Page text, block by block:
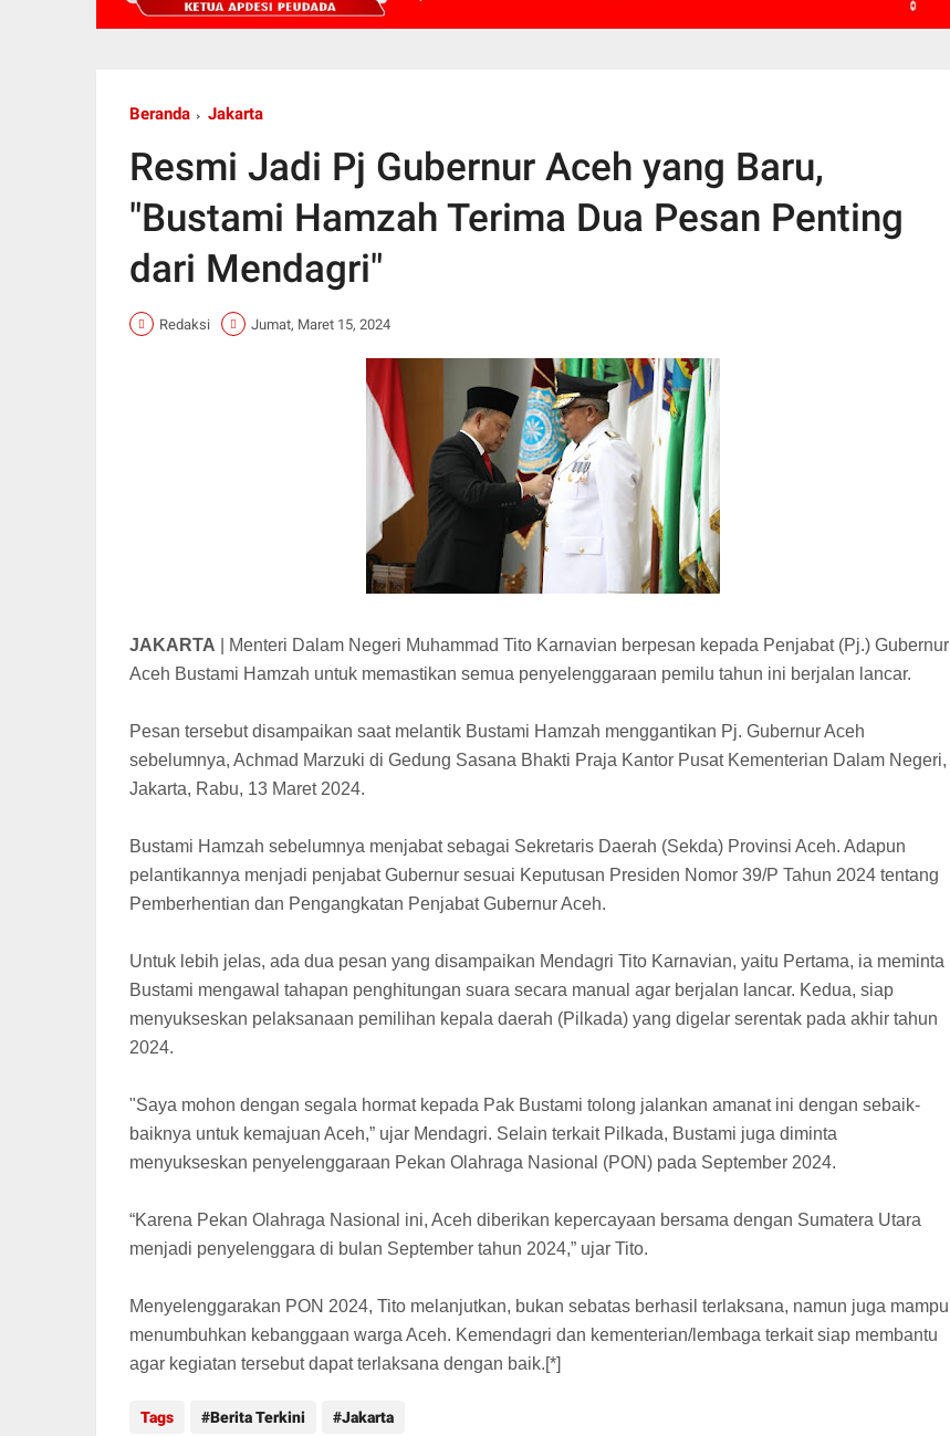
Beranda Jakarta
Resmi Jadi Pj Gubernur Aceh yang Baru,
"Bustami Hamzah Terima Dua Pesan Penting
dari Mendagri"
Redaksi Jumat, Maret 15, 2024
JAKARTA
Menteri Dalam Negeri Muhammad Tito Karnavian berpesan kepada Penjabat (Pj.) Gubernur
Aceh Bustami Hamzah untuk memastikan semua penyelenggaraan pemilu tahun ini berjalan lancar.
Pesan tersebut disampaikan saat melantik Bustami Hamzah menggantikan Pj. Gubernur Aceh
sebelumnya, Achmad Marzuki di Gedung Sasana Bhakti Praja Kantor Pusat Kementerian Dalam Negeri,
Jakarta, Rabu, 13 Maret 2024.
Bustami Hamzah sebelumnya menjabat sebagai Sekretaris Daerah (Sekda) Provinsi Aceh. Adapun
pelantikannya menjadi penjabat Gubernur sesuai Keputusan Presiden Nomor 39/P Tahun 2024 tentang
Pemberhentian dan Pengangkatan Penjabat Gubernur Aceh.
Untuk lebih jelas, ada dua pesan yang disampaikan Mendagri Tito Karnavian, yaitu Pertama, ia meminta
Bustami mengawal tahapan penghitungan suara secara manual agar berjalan lancar. Kedua, siap
menyukseskan pelaksanaan pemilihan kepala daerah (Pilkada) yang digelar serentak pada akhir tahun
2024.
"Saya mohon dengan segala hormat kepada Pak Bustami tolong jalankan amanat ini dengan sebaik-
baiknya untuk kemajuan Aceh,” ujar Mendagri. Selain terkait Pilkada, Bustami juga diminta
menyukseskan penyelenggaraan Pekan Olahraga Nasional (PON) pada September 2024.
“Karena Pekan Olahraga Nasional ini, Aceh diberikan kepercayaan bersama dengan Sumatera Utara
menjadi penyelenggara di bulan September tahun 2024,” ujar Tito.
Menyelenggarakan PON 2024, Tito melanjutkan, bukan sebatas berhasil terlaksana, namun juga mampu
menumbuhkan kebanggaan warga Aceh. Kemendagri dan kementerian/lembaga terkait siap membantu
agar kegiatan tersebut dapat terlaksana dengan baik.[*]
Tags Berita Terkini Jakarta